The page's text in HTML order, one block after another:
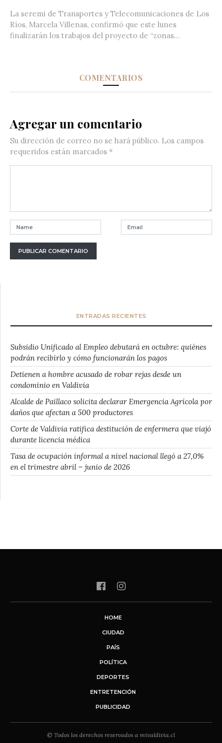
La seremi de Transportes y Telecomunicaciones de Los
Ríos, Marcela Villenas, confirmó que este lunes
finalizarán los trabajos del proyecto de “zonas...
COMENTARIOS
Agregar un comentario
Su dirección de correo no se hará público. Los campos
requeridos están marcados *
ENTRADAS RECIENTES
Subsidio Unificado al Empleo debutará en octubre: quiénes
podrán recibirlo y cómo funcionarán los pagos
Detienen a hombre acusado de robar rejas desde un
condominio en Valdivia
Alcalde de Paillaco solicita declarar Emergencia Agrícola por
daños que afectan a 500 productores
Corte de Valdivia ratifica destitución de enfermera que viajó
durante licencia médica
Tasa de ocupación informal a nivel nacional llegó a 27,0%
en el trimestre abril – junio de 2026
HOME
CIUDAD
PAÍS
POLÍTICA
DEPORTES
ENTRETENCIÓN
PUBLICIDAD
© Todos los derechos reservados a mivaldivia.cl